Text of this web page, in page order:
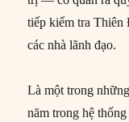
tiếp kiểm tra Thiên
các nhà lãnh đạo.
Là một trong
năm trong hệ